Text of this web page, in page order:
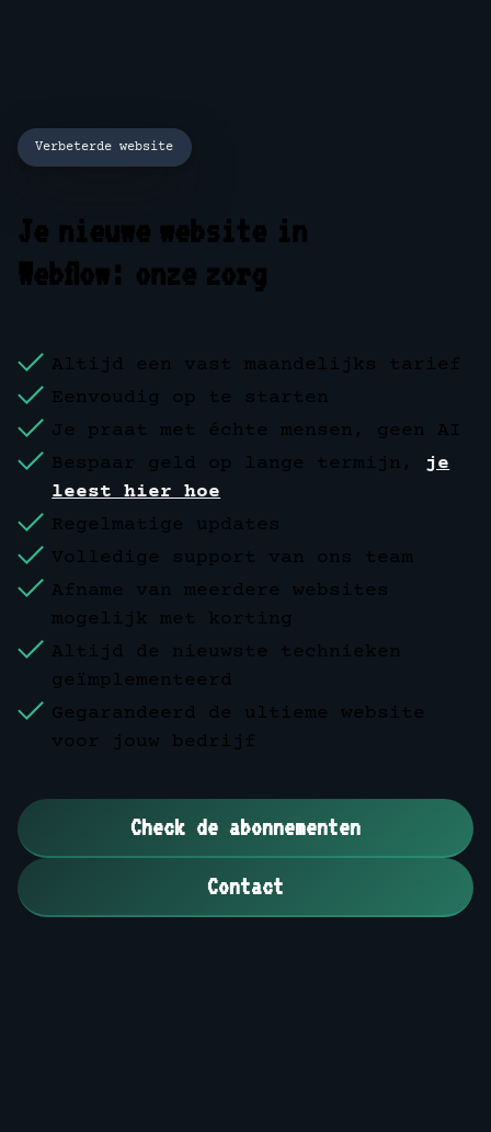
Verbeterde website
Je nieuwe website in
Webflow: onze zorg
Altijd een vast maandelijks tarief
Eenvoudig op te starten
Je praat met échte mensen, geen AI
Bespaar geld op lange termijn, je
leest hier hoe
Regelmatige updates
Volledige support van ons team
Afname van meerdere websites
mogelijk met korting
Altijd de nieuwste technieken
geïmplementeerd
Gegarandeerd de ultieme website
voor jouw bedrijf
Check de abonnementen
Contact